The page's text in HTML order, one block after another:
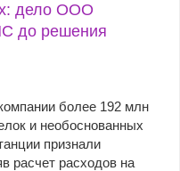
дело ООО
до решения
более 192 млн
и необоснованных
признали
расчет расходов на